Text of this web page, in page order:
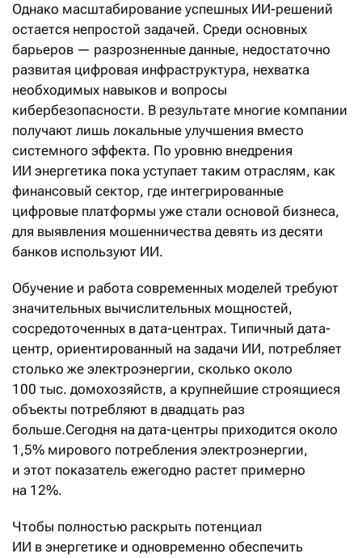
Однако масштабирование успешных ИИ-решений
остается непростой задачей. Среди основных
барьеров — разрозненные данные, недостаточно
развитая цифровая инфраструктура, нехватка
необходимых навыков и вопросы
кибербезопасности. В результате многие компании
получают лишь локальные улучшения вместо
системного эффекта. По уровню внедрения
ИИ энергетика пока уступает таким отраслям, как
финансовый сектор, где интегрированные
цифровые платформы уже стали основой бизнеса,
для выявления мошенничества девять из десяти
банков используют ИИ.
Обучение и работа современных моделей требуют
значительных вычислительных мощностей,
сосредоточенных в дата-центрах. Типичный дата-
центр, ориентированный на задачи ИИ, потребляет
столько же электроэнергии, сколько около
100 тыс. домохозяйств, а крупнейшие строящиеся
объекты потребляют в двадцать раз
больше.Сегодня на дата-центры приходится около
1,5% мирового потребления электроэнергии,
и этот показатель ежегодно растет примерно
на 12%.
Чтобы полностью раскрыть потенциал
ИИ в энергетике и одновременно обеспечить